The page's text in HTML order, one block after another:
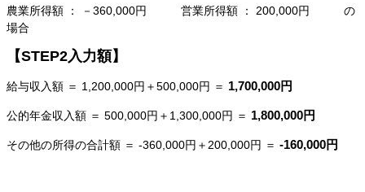
農業所得額 ： －360,000円 営業所得額 ： 200,000円 の
場合
【STEP2入力額】
給与収入額 ＝ 1,200,000円＋500,000円 ＝ 1,700,000円
公的年金収入額 ＝ 500,000円＋1,300,000円 ＝ 1,800,000円
その他の所得の合計額 ＝ -360,000円＋200,000円 ＝ -160,000円